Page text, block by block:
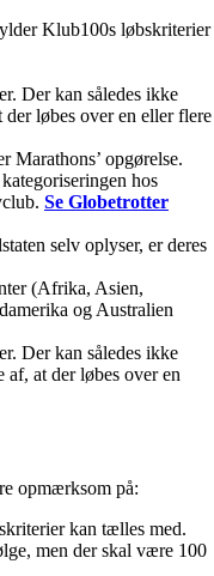
Klub100s løbskriterier
Der kan således ikke
løbes over en eller flere
Marathons’ opgørelse.
hos
Se Globetrotter
selv oplyser, er deres
(Afrika, Asien,
og Australien
Der kan således ikke
at der løbes over en
opmærksom på:
kan tælles med.
men der skal være 100